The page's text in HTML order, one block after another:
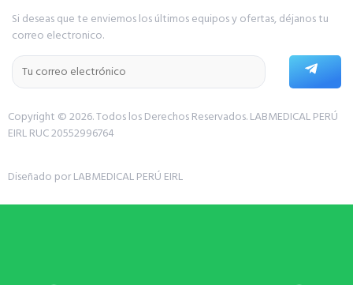
Si deseas que te enviemos los últimos equipos y ofertas, déjanos tu
correo electronico.
Copyright © 2026. Todos los Derechos Reservados.LABMEDICAL PERÚ
EIRL RUC 20552996764
Diseñado por LABMEDICAL PERÚ EIRL